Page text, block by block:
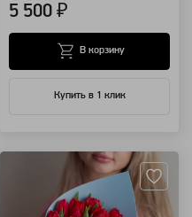
5 500 ₽
Купить в 1 клик
В корзину